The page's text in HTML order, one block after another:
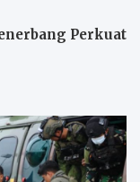
Perkuat